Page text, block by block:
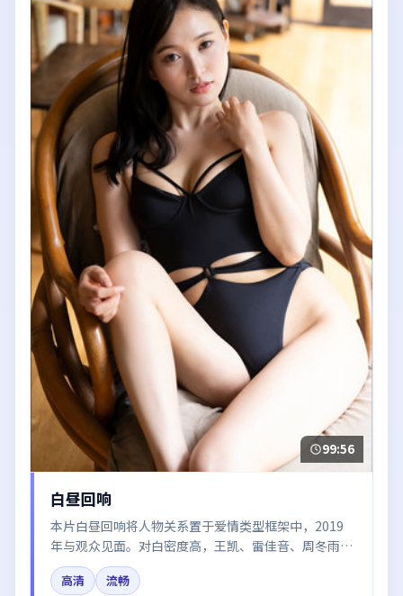
99:56
白昼回响
本片白昼回响将人物关系置于爱情类型框架中，2019
年与观众见面。对白密度高，王凯、雷佳音、周冬雨的
台词节奏值得关注；整体气质偏法国都市与冷色调摄
影。
高清
流畅